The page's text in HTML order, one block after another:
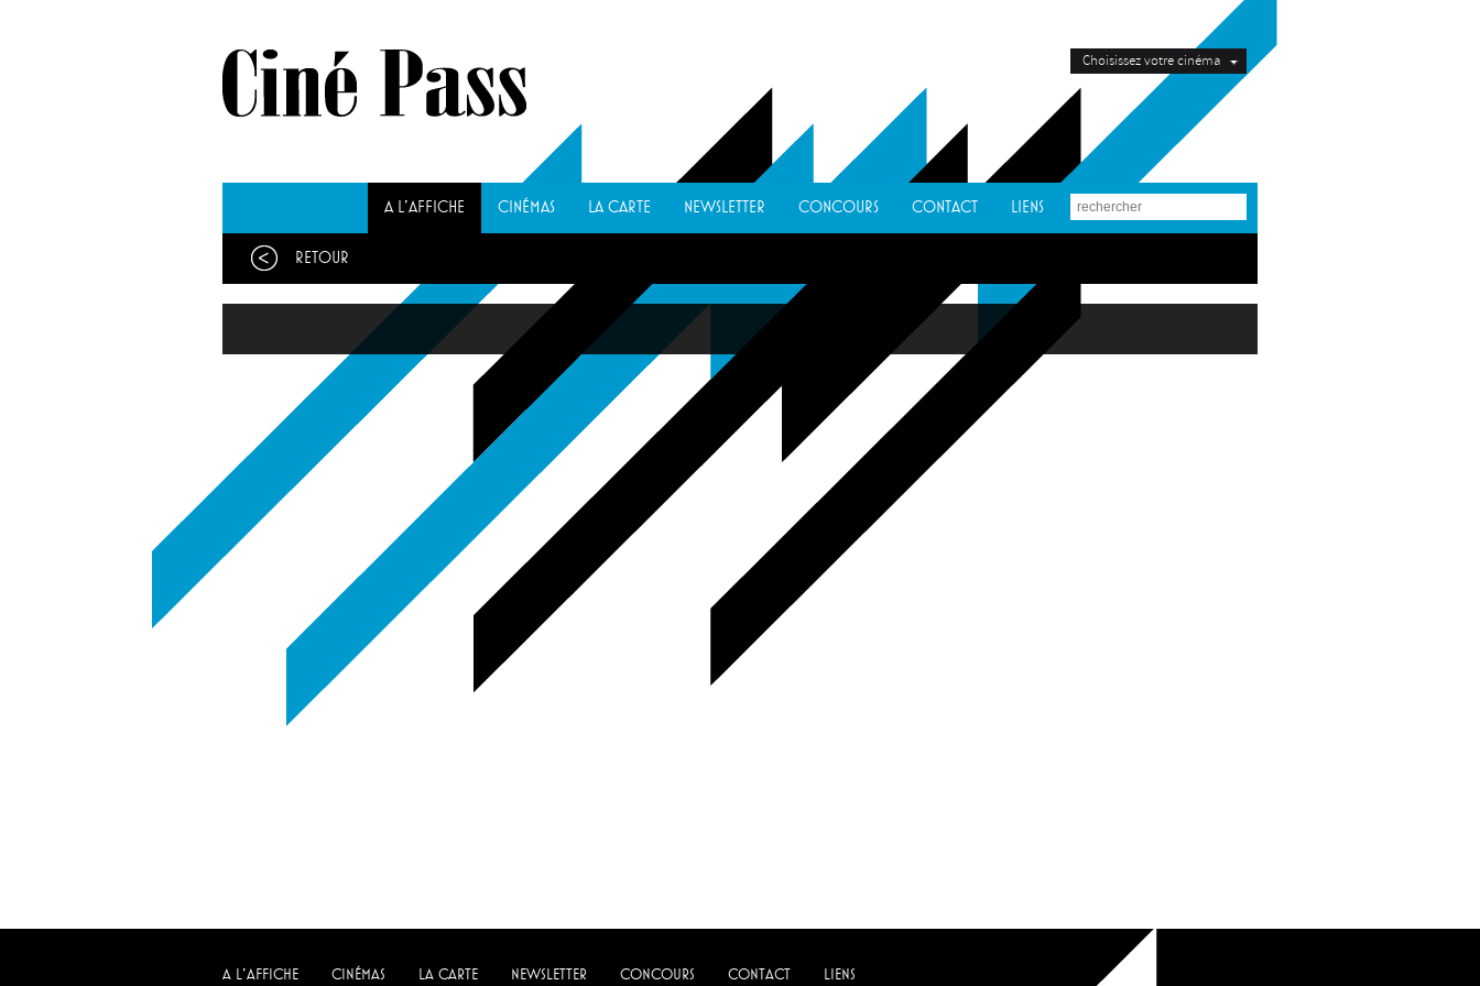
Choisissez votre cinéma
A L'AFFICHE CINÉMAS LA CARTE NEWSLETTER CONCOURS CONTACT LIENS
Retour
A L'AFFICHE CINÉMAS LA CARTE NEWSLETTER CONCOURS CONTACT LIENS